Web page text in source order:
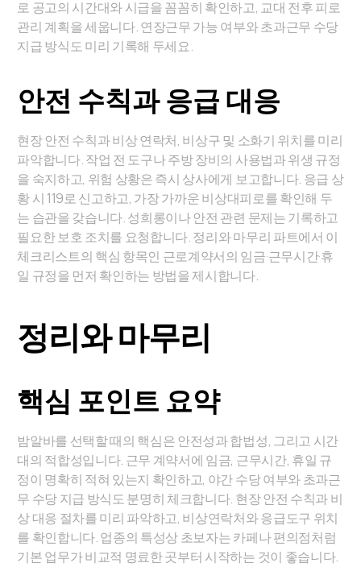
로 공고의 시간대와 시급을 꼼꼼히 확인하고, 교대 전후 피로
관리 계획을 세웁니다. 연장근무 가능 여부와 초과근무 수당
지급 방식도 미리 기록해 두세요.
안전 수칙과 응급 대응
현장 안전 수칙과 비상 연락처, 비상구 및 소화기 위치를 미리
파악합니다. 작업 전 도구나 주방 장비의 사용법과 위생 규정
을 숙지하고, 위험 상황은 즉시 상사에게 보고합니다. 응급 상
황 시 119로 신고하고, 가장 가까운 비상대피로를 확인해 두
는 습관을 갖습니다. 성희롱이나 안전 관련 문제는 기록하고
필요한 보호 조치를 요청합니다. 정리와 마무리 파트에서 이
체크리스트의 핵심 항목인 근로계약서의 임금·근무시간·휴
일 규정을 먼저 확인하는 방법을 제시합니다.
정리와 마무리
핵심 포인트 요약
밤알바를 선택할 때의 핵심은 안전성과 합법성, 그리고 시간
대의 적합성입니다. 근무 계약서에 임금, 근무시간, 휴일 규
정이 명확히 적혀 있는지 확인하고, 야간 수당 여부와 초과근
무 수당 지급 방식도 분명히 체크합니다. 현장 안전 수칙과 비
상 대응 절차를 미리 파악하고, 비상연락처와 응급도구 위치
를 확인합니다. 업종의 특성상 초보자는 카페나 편의점처럼
기본 업무가 비교적 명료한 곳부터 시작하는 것이 좋습니다.